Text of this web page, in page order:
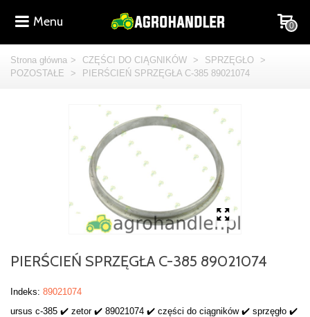
Menu 0
Strona główna > CZĘŚCI DO CIĄGNIKÓW > SPRZĘGŁO
>
POZOSTAŁE
> PIERŚCIEŃ SPRZĘGŁA C-385 89021074
PIERŚCIEŃ SPRZĘGŁA C-385 89021074
Indeks: 89021074
ursus c-385 ✔️ zetor ✔️ 89021074 ✔️ części do ciągników ✔️ sprzęgło ✔️